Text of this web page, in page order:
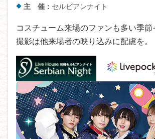
主 催： セルビアンナイト
コスチューム来場のファンも多い季
撮影は他来場者の映り込みに配慮を。